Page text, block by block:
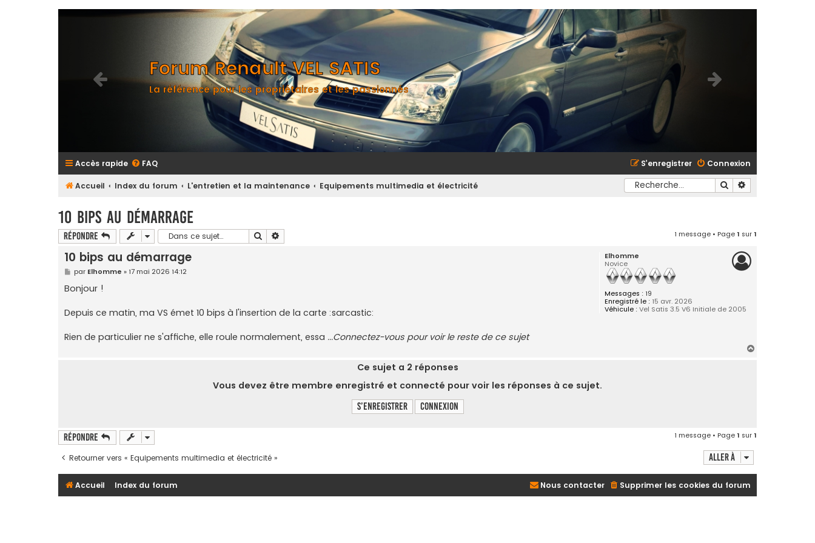
Forum Renault VEL SATIS
La référence pour les propriétaires et les passionnés
Accès rapide FAQ Connexion
S’enregistrer
Accueil Index du forum L'entretien et la maintenance Equipements multimedia et électricité Rechercher
10 bips au démarrage
Répondre Rechercher 1 message • Page1 sur1
Elhomme
Novice
Messages : 19
Enregistré le : 15 avr. 2026
Véhicule : Vel Satis 3.5 V6 Initiale de 2005
10 bips au démarrage
M
e
s
s
g
e
par Elhomme » 17 mai 2026 14:12
Bonjour !
Depuis ce matin, ma VS émet 10 bips à l'insertion de la carte :sarcastic:
Rien de particulier ne s'affiche, elle roule normalement, essa ...Connectez-vous pour voir le reste de ce sujet
Ce sujet a 2 réponses
Vous devez être membre enregistré et connecté pour voir les réponses à ce sujet.
S’enregistrer Connexion
Répondre 1 message • Page1 sur1
Retourner vers « Equipements multimedia et électricité » Aller à
Accueil Index du forum Supprimer les cookies du forum
Nous contacter